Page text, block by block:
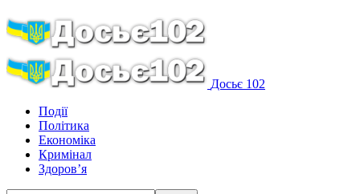
Досьє 102
Події
Політика
Економіка
Кримінал
Здоров’я